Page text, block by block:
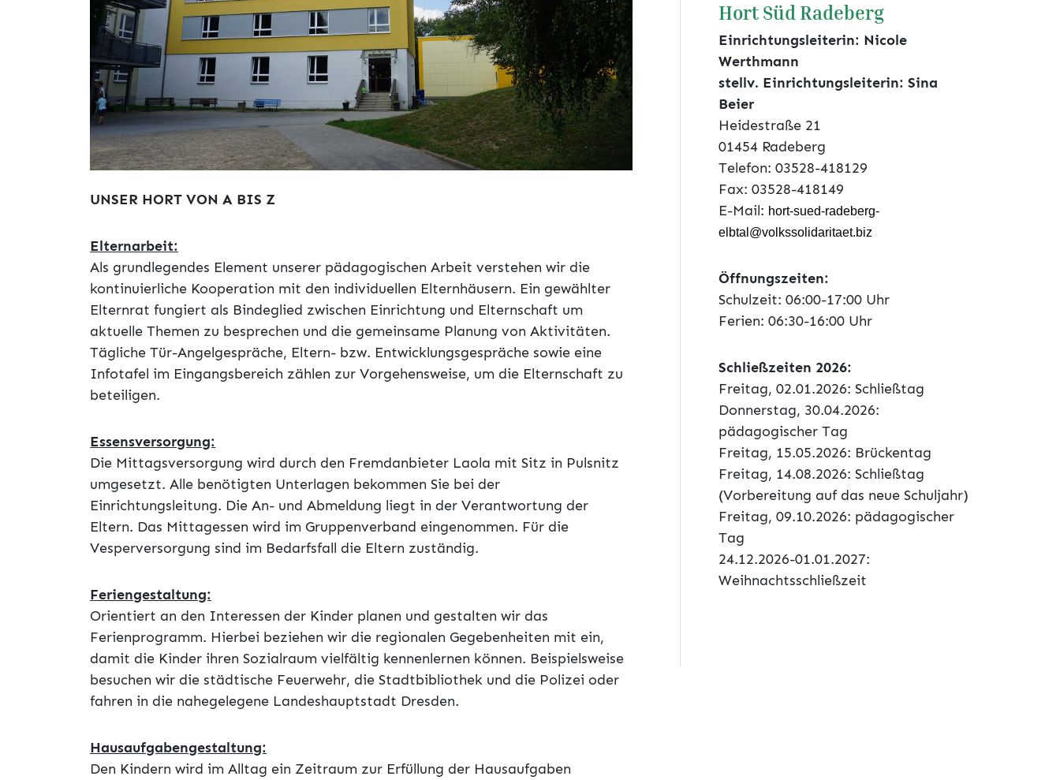
UNSER HORT VON A BIS Z
Elternarbeit:
Als grundlegendes Element unserer pädagogischen Arbeit verstehen wir die
kontinuierliche Kooperation mit den individuellen Elternhäusern. Ein gewählter
Elternrat fungiert als Bindeglied zwischen Einrichtung und Elternschaft um
aktuelle Themen zu besprechen und die gemeinsame Planung von Aktivitäten.
Tägliche Tür-Angelgespräche, Eltern- bzw. Entwicklungsgespräche sowie eine
Infotafel im Eingangsbereich zählen zur Vorgehensweise, um die Elternschaft zu
beteiligen.
Essensversorgung:
Die Mittagsversorgung wird durch den Fremdanbieter Laola mit Sitz in Pulsnitz
umgesetzt. Alle benötigten Unterlagen bekommen Sie bei der
Einrichtungsleitung. Die An- und Abmeldung liegt in der Verantwortung der
Eltern. Das Mittagessen wird im Gruppenverband eingenommen. Für die
Vesperversorgung sind im Bedarfsfall die Eltern zuständig.
Feriengestaltung:
Orientiert an den Interessen der Kinder planen und gestalten wir das
Ferienprogramm. Hierbei beziehen wir die regionalen Gegebenheiten mit ein,
damit die Kinder ihren Sozialraum vielfältig kennenlernen können. Beispielsweise
besuchen wir die städtische Feuerwehr, die Stadtbibliothek und die Polizei oder
fahren in die nahegelegene Landeshauptstadt Dresden.
Hausaufgabengestaltung:
Den Kindern wird im Alltag ein Zeitraum zur Erfüllung der Hausaufgaben
Hort Süd Radeberg
Einrichtungsleiterin: Nicole
Werthmann
stellv. Einrichtungsleiterin: Sina
Beier
Heidestraße 21
01454 Radeberg
Telefon: 03528-418129
Fax: 03528-418149
E-Mail: hort-sued-radeberg-
elbtal@volkssolidaritaet.biz
Öffnungszeiten:
Schulzeit: 06:00-17:00 Uhr
Ferien: 06:30-16:00 Uhr
Schließzeiten 2026:
Freitag, 02.01.2026: Schließtag
Donnerstag, 30.04.2026:
pädagogischer Tag
Freitag, 15.05.2026: Brückentag
Freitag, 14.08.2026: Schließtag
(Vorbereitung auf das neue Schuljahr)
Freitag, 09.10.2026: pädagogischer
Tag
24.12.2026-01.01.2027:
Weihnachtsschließzeit